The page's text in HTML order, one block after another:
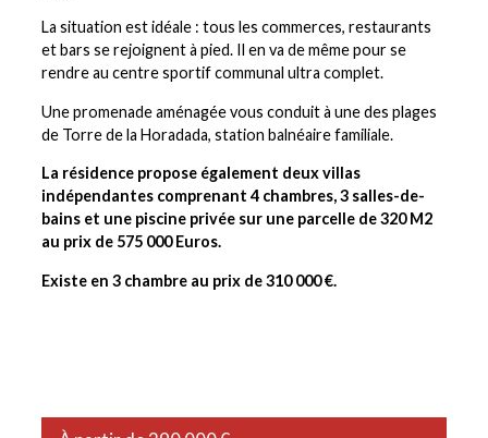
La situation est idéale : tous les commerces, restaurants
et bars se rejoignent à pied. Il en va de même pour se
rendre au centre sportif communal ultra complet.
Une promenade aménagée vous conduit à une des plages
de Torre de la Horadada, station balnéaire familiale.
La résidence propose également deux villas
indépendantes comprenant 4 chambres, 3 salles-de-
bains et une piscine privée sur une parcelle de 320 M2
au prix de 575 000 Euros.
Existe en 3 chambre au prix de 310 000 €.